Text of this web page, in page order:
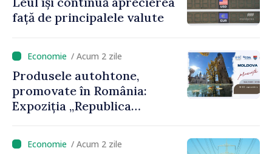
față de principalele valute
/ Acum 2 zile
Produsele autohtone,
promovate în România:
Expoziția „Republica
organizată la Baia Mare
/ Acum 2 zile